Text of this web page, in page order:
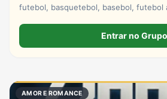
futebol, basquetebol, basebol, futebol
Entrar no Grupo
AMOR E ROMANCE